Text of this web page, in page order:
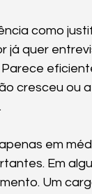
como
já quer
cresceu ou
em
Em
Um